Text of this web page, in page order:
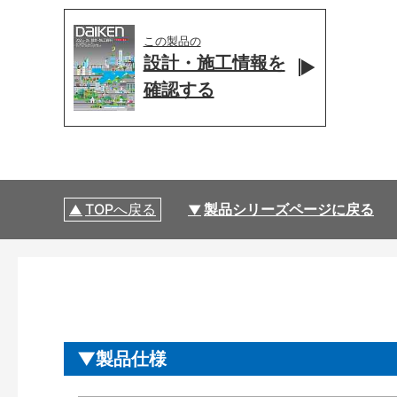
この製品の
設計・施工情報を
確認する
TOPへ戻る 製品シリーズページに戻る
製品仕様